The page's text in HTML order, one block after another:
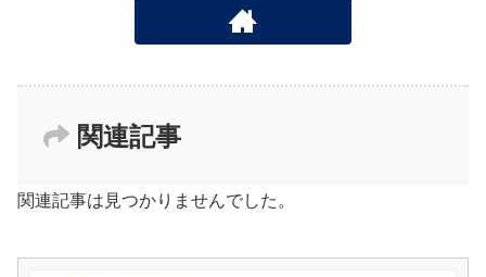
関連記事
関連記事は見つかりませんでした。